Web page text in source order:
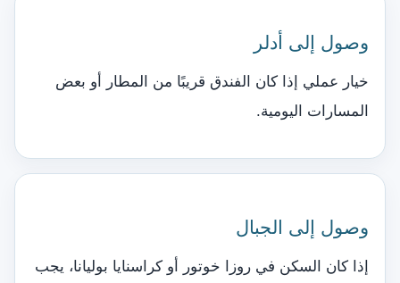
وصول إلى أدلر
خيار عملي إذا كان الفندق قريبًا من المطار أو بعض
المسارات اليومية.
وصول إلى الجبال
إذا كان السكن في روزا خوتور أو كراسنايا بوليانا، يجب